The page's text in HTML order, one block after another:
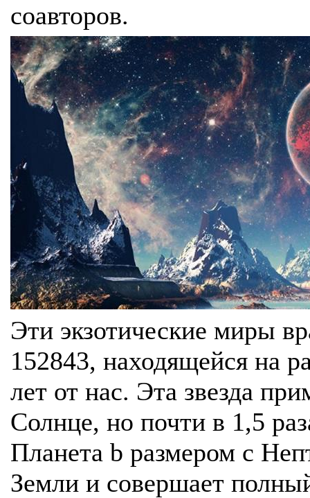
соавторов.
Эти экзотические миры
152843, находящейся на
лет от нас. Эта звезда
Солнце, но почти в 1,5
Планета b размером с
Земли и совершает